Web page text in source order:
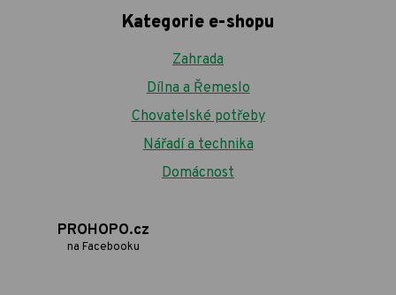
Kategorie e-shopu
Zahrada
Dílna a Řemeslo
Chovatelské potřeby
Nářadí a technika
Domácnost
PROHOPO.cz
na Facebooku